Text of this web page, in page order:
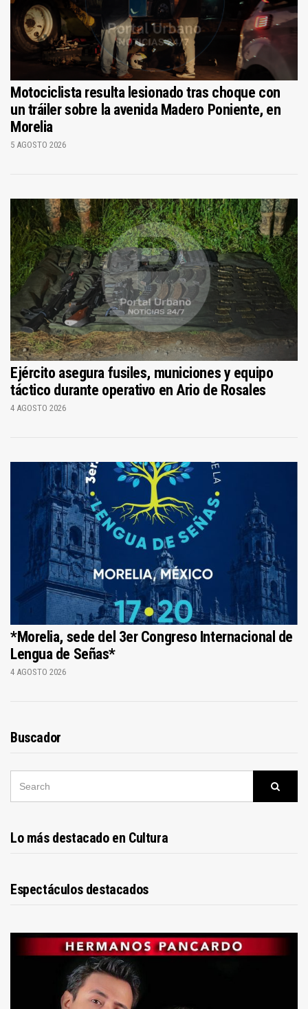
Motociclista resulta lesionado tras choque con
un tráiler sobre la avenida Madero Poniente, en
Morelia
5 AGOSTO 2026
Ejército asegura fusiles, municiones y equipo
táctico durante operativo en Ario de Rosales
4 AGOSTO 2026
*Morelia, sede del 3er Congreso Internacional de
Lengua de Señas*
4 AGOSTO 2026
Buscador
Lo más destacado en Cultura
Espectáculos destacados